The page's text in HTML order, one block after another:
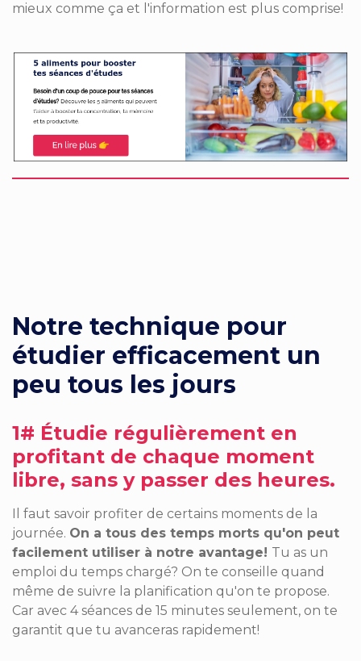
mieux comme ça et l'information est plus comprise!
Notre technique pour
étudier efficacement un
peu tous les jours
1# Étudie régulièrement en
profitant de chaque moment
libre, sans y passer des heures.
Il faut savoir profiter de certains moments de la
journée. On a tous des temps morts qu'on peut
facilement utiliser à notre avantage! Tu as un
emploi du temps chargé? On te conseille quand
même de suivre la planification qu'on te propose.
Car avec 4 séances de 15 minutes seulement, on te
garantit que tu avanceras rapidement!